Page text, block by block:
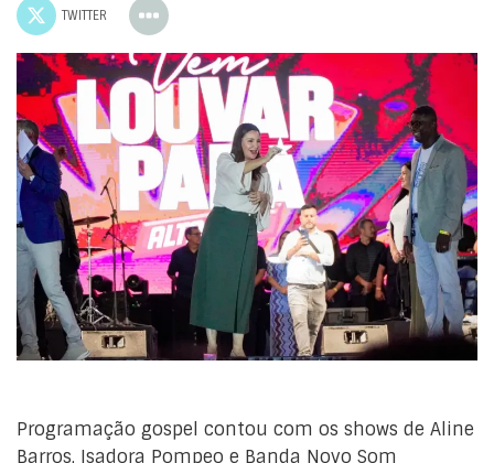
TWITTER
Programação gospel contou com os shows de Aline
Barros, Isadora Pompeo e Banda Novo Som